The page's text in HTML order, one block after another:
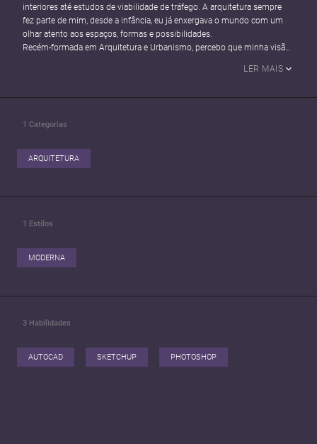
interiores até estudos de viabilidade de tráfego. A arquitetura sempre
fez parte de mim, desde a infância, eu já enxergava o mundo com um
olhar atento aos espaços, formas e possibilidades.
Recém-formada em Arquitetura e Urbanismo, percebo que minha visão
construção civil, somada ao conhecimento acadêmico, tem me
contribuindo para espaços mais humanos e cidades mais inteligentes.
LER MAIS
1 Categorias
ARQUITETURA
1 Estilos
MODERNA
3 Habilidades
AUTOCAD SKETCHUP PHOTOSHOP